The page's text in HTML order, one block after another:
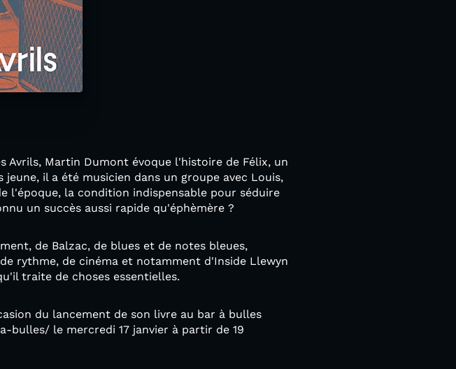
Avrils, Martin Dumont évoque l'histoire de Félix, un
il a été musicien dans un groupe avec Louis,
l'époque, la condition indispensable pour séduire
un succès aussi rapide qu'éphèmère ?
de Balzac, de blues et de notes bleues,
rythme, de cinéma et notamment d'Inside Llewyn
traite de choses essentielles.
du lancement de son livre au bar à bulles
bulles/ le mercredi 17 janvier à partir de 19